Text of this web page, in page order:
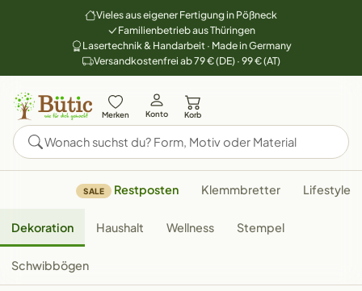
Vieles aus eigener Fertigung in Pößneck
Familienbetrieb aus Thüringen
Lasertechnik & Handarbeit · Made in Germany
Versandkostenfrei ab 79 € (DE) · 99 € (AT)
Merken Konto Korb
SALE Restposten Klemmbretter Lifestyle
Dekoration Haushalt Wellness Stempel
Schwibbögen